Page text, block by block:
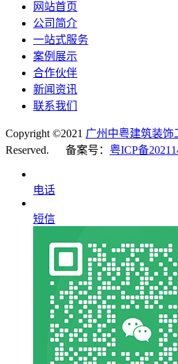
网站首页
公司简介
一站式服务
案例展示
合作伙伴
新闻资讯
联系我们
Copyright ©2021 广州中粤建筑装饰
Reserved. 备案号： 粤ICP备
电话
短信